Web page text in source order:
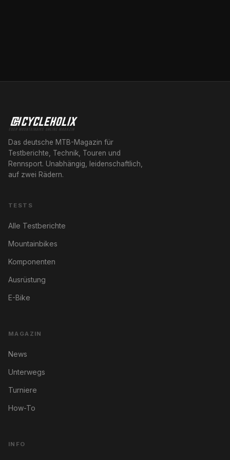
Das deutsche MTB-Magazin für
Testberichte, Technik, Touren und
Rennsport. Unabhängig, leidenschaftlich,
auf zwei Rädern.
TESTS
Alle Testberichte
Mountainbikes
Komponenten
Ausrüstung
E-Bike
MAGAZIN
News
Unterwegs
Turniere
How-To
INFO